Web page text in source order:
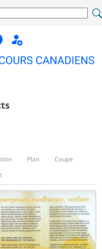
Plan
Coupe